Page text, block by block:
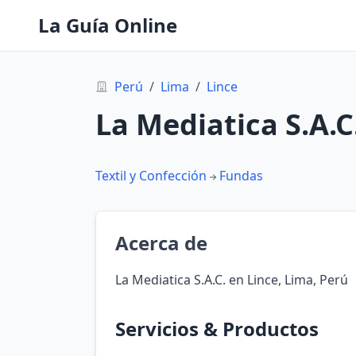
La Guía Online
Perú / Lima / Lince
La Mediatica
Textil y Confección Fundas
Acerca de
La Mediatica S.A.C. en Lince, Lima, Perú
Servicios & Productos